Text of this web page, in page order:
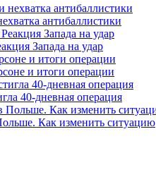
антибаллистики
Запада на удар
и итоги операции
40-дневная операция
Как изменить ситуацию